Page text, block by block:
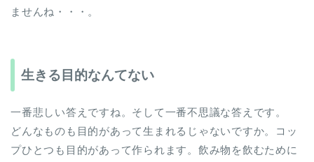
ませんね・・・。
生きる目的なんてない
一番悲しい答えですね。そして一番不思議な答えです。
どんなものも目的があって生まれるじゃないですか。コッ
プひとつも目的があって作られます。飲み物を飲むために